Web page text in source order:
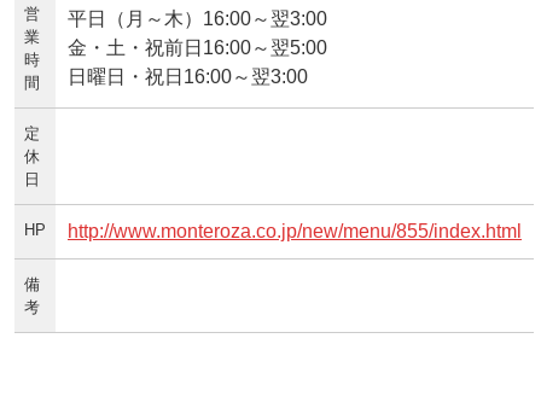
営
業
時
間
平日（月～木）16:00～翌3:00
金・土・祝前日16:00～翌5:00
日曜日・祝日16:00～翌3:00
定
休
日
HP http://www.monteroza.co.jp/new/menu/855/index.html
備
考